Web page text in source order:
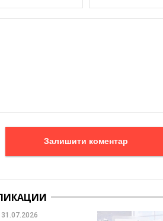
Залишити коментар
31.07.2026